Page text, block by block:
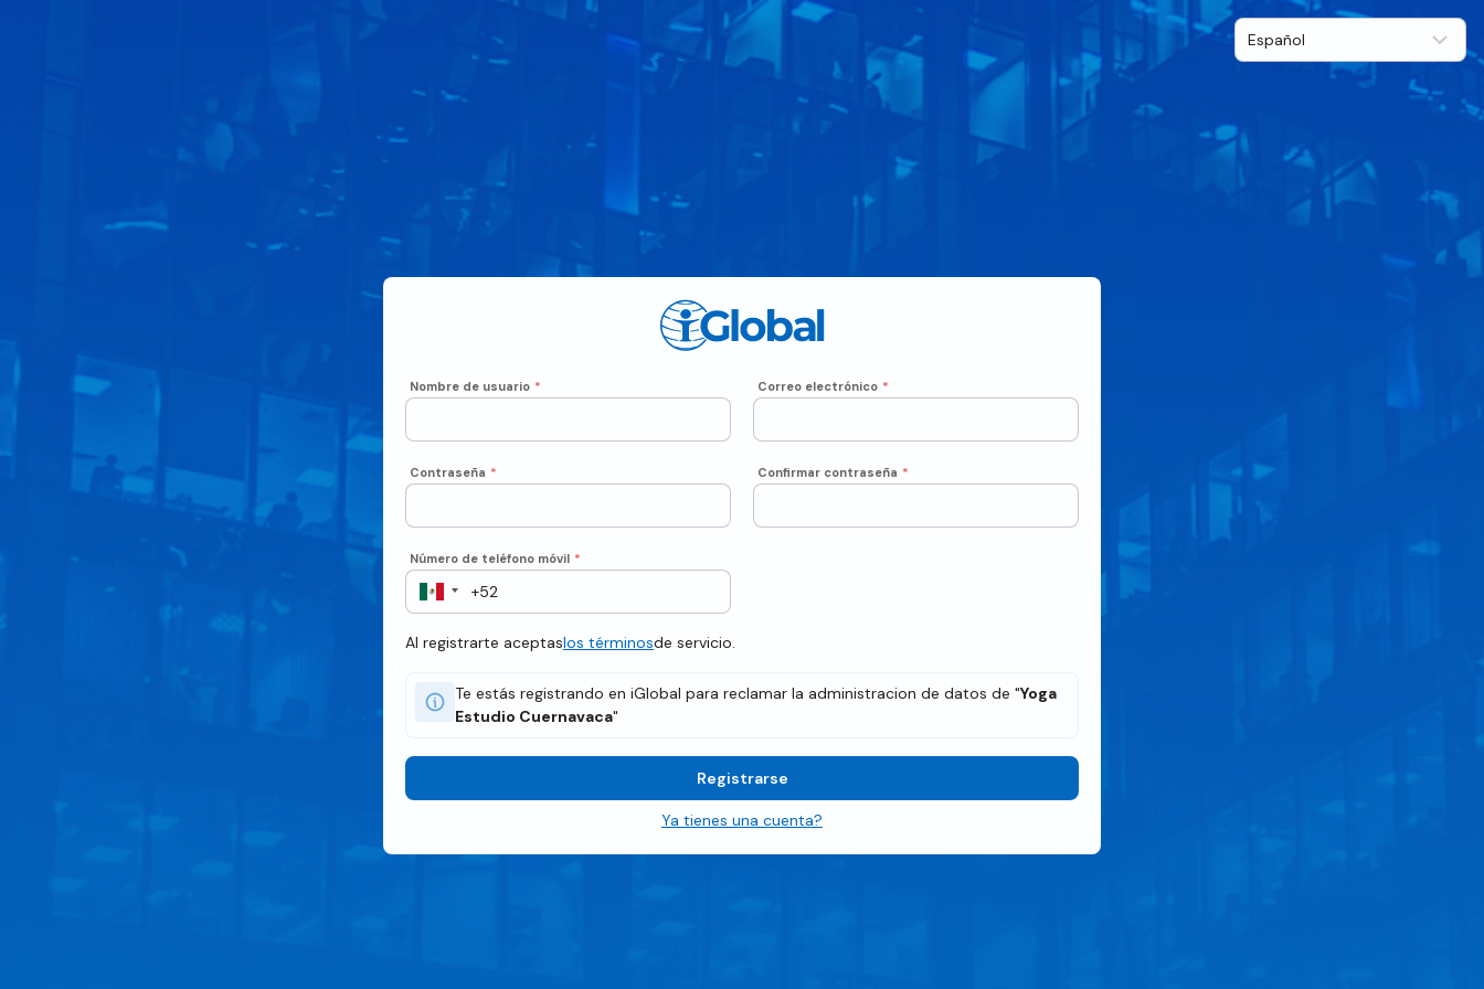
Nombre de usuario * Correo electrónico *
Contraseña * Confirmar contraseña *
Número de teléfono móvil *
Al registrarte aceptaslos términosde servicio.
Te estás registrando en iGlobal para reclamar la administracion de datos de "Yoga
Estudio Cuernavaca"
Registrarse
Ya tienes una cuenta?